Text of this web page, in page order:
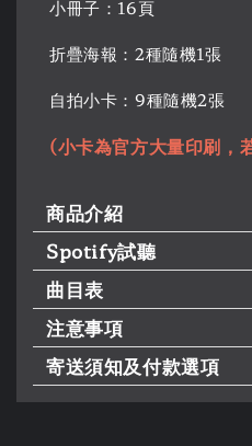
小冊子：16頁
折疊海報：2種隨機1張
自拍小卡：9種隨機2張
(小卡為官方大量印刷，
商品介紹
Spotify試聽
曲目表
注意事項
寄送須知及付款選項